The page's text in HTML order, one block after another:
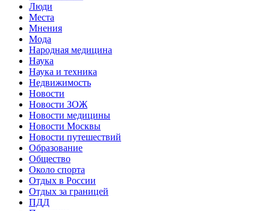
Люди
Места
Мнения
Мода
Народная медицина
Наука
Наука и техника
Недвижимость
Новости
Новости ЗОЖ
Новости медицины
Новости Москвы
Новости путешествий
Образование
Общество
Около спорта
Отдых в России
Отдых за границей
ПДД